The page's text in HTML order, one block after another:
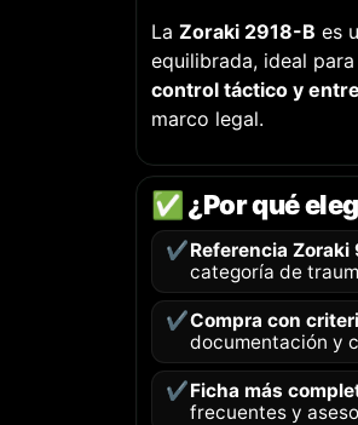
La Zoraki 2918-B es
equilibrada, ideal
control táctico y
marco legal.
✅ ¿Por qué
✔️Referencia Zoraki
categoría de
✔️Compra con
documentación y
✔️Ficha más
frecuentes y